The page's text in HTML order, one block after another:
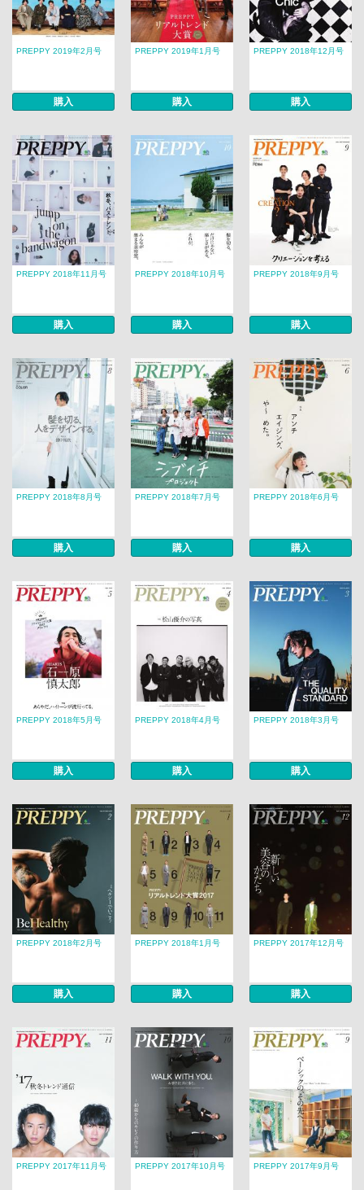
PREPPY 2019年2月号
購入
PREPPY 2019年1月号
購入
PREPPY 2018年12月号
購入
PREPPY 2018年11月号
購入
PREPPY 2018年10月号
購入
PREPPY 2018年9月号
購入
PREPPY 2018年8月号
購入
PREPPY 2018年7月号
購入
PREPPY 2018年6月号
購入
PREPPY 2018年5月号
購入
PREPPY 2018年4月号
購入
PREPPY 2018年3月号
購入
PREPPY 2018年2月号
購入
PREPPY 2018年1月号
購入
PREPPY 2017年12月号
購入
PREPPY 2017年11月号 PREPPY 2017年10月号 PREPPY 2017年9月号